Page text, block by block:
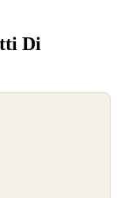
Di